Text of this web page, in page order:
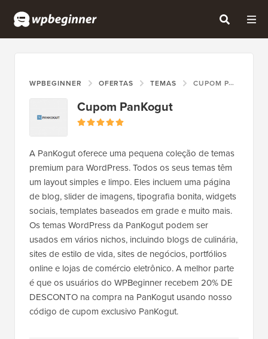
WPBEGINNER OFERTAS TEMAS CUPOM PANKOGUT
Cupom PanKogut
A PanKogut oferece uma pequena coleção de temas
premium para WordPress. Todos os seus temas têm
um layout simples e limpo. Eles incluem uma página
de blog, slider de imagens, tipografia bonita, widgets
sociais, templates baseados em grade e muito mais.
Os temas WordPress da PanKogut podem ser
usados em vários nichos, incluindo blogs de culinária,
sites de estilo de vida, sites de negócios, portfólios
online e lojas de comércio eletrônico. A melhor parte
é que os usuários do WPBeginner recebem 20% DE
DESCONTO na compra na PanKogut usando nosso
código de cupom exclusivo PanKogut.